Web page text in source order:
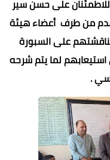
على حسن سير
من طرف أعضاء هيئة
على السبورة
لما يتم شرحه
.